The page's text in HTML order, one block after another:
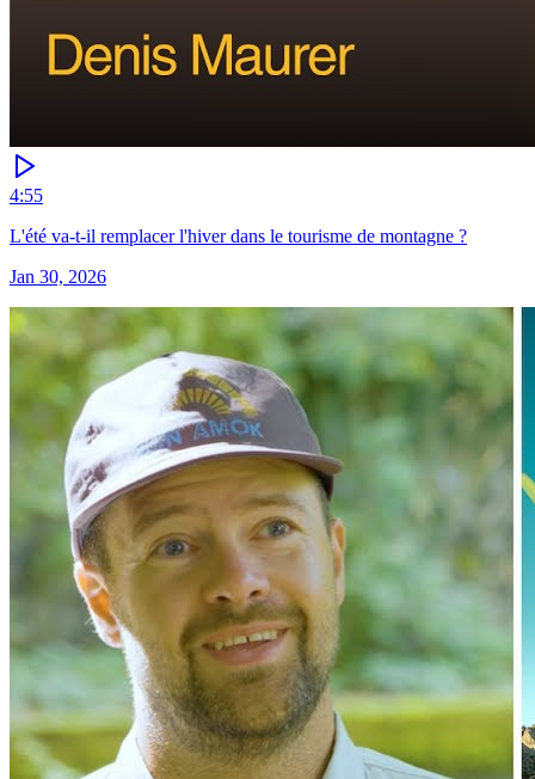
4:55
L'été va-t-il remplacer l'hiver dans le tourisme de montagne ?
Jan 30, 2026